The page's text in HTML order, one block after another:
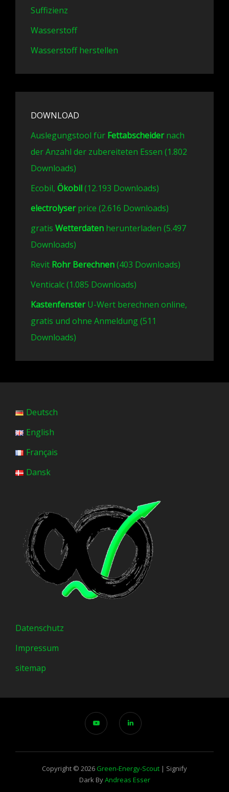
Suffizienz
Wasserstoff
Wasserstoff herstellen
DOWNLOAD
Auslegungstool für Fettabscheidernach
der Anzahl der zubereiteten Essen (1.802
Downloads)
Ecobil, Ökobil(12.193 Downloads)
electrolyserprice (2.616 Downloads)
gratis Wetterdaten herunterladen (5.497
Downloads)
Revit Rohr Berechnen(403 Downloads)
Venticalc (1.085 Downloads)
KastenfensterU-Wert berechnen online,
gratis und ohne Anmeldung (511
Downloads)
Deutsch
English
Français
Dansk
Datenschutz
Impressum
sitemap
Copyright © 2026 Green-Energy-Scout | Signify
Dark ByAndreas Esser